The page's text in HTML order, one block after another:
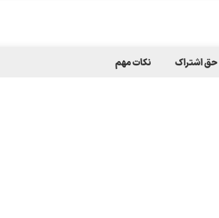
اشتراک نکات مهم